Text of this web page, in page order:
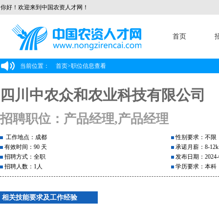
你好！欢迎来到中国农资人才网！
首页
当前位置： 首页>职位信息查看
四川中农众和农业科技有限公司
招聘职位：产品经理,产品经理
工作地点：成都
有效时间：90 天
招聘方式：全职
招聘人数：1人
性别要求：不限
承诺月薪：8-12k
发布日期：
学历要求：本科
相关技能要求及工作经验